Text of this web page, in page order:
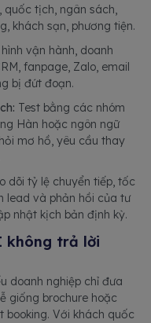
quốc tịch, ngân sách,
khách sạn, phương tiện.
vận hành, doanh
fanpage, Zalo, email
bị đứt đoạn.
Test bằng các nhóm
Hàn hoặc ngôn ngữ
mơ hồ, yêu cầu thay
dõi tỷ lệ chuyển tiếp, tốc
lead và phản hồi của tư
nhật kịch bản định kỳ.
không trả lời
doanh nghiệp chỉ đưa
giống brochure hoặc
booking. Với khách quốc